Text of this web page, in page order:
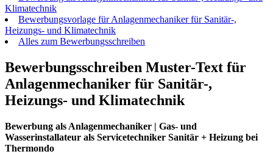
Klimatechnik
Bewerbungsvorlage für Anlagenmechaniker für Sanitär-,
Heizungs- und Klimatechnik
Alles zum Bewerbungsschreiben
Bewerbungsschreiben Muster-Text für
Anlagenmechaniker für Sanitär-,
Heizungs- und Klimatechnik
Bewerbung als Anlagenmechaniker | Gas- und
Wasserinstallateur als Servicetechniker Sanitär + Heizung bei
Thermondo